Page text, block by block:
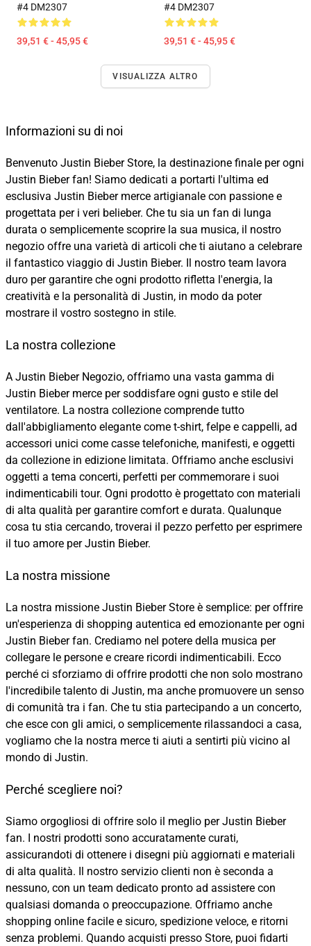
#4 DM2307
39,51 € - 45,95 €
#4 DM2307
39,51 € - 45,95 €
VISUALIZZA ALTRO
Informazioni su di noi
Benvenuto Justin Bieber Store, la destinazione finale per ogni
Justin Bieber fan! Siamo dedicati a portarti l'ultima ed
esclusiva Justin Bieber merce artigianale con passione e
progettata per i veri belieber. Che tu sia un fan di lunga
durata o semplicemente scoprire la sua musica, il nostro
negozio offre una varietà di articoli che ti aiutano a celebrare
il fantastico viaggio di Justin Bieber. Il nostro team lavora
duro per garantire che ogni prodotto rifletta l'energia, la
creatività e la personalità di Justin, in modo da poter
mostrare il vostro sostegno in stile.
La nostra collezione
A Justin Bieber Negozio, offriamo una vasta gamma di
Justin Bieber merce per soddisfare ogni gusto e stile del
ventilatore. La nostra collezione comprende tutto
dall'abbigliamento elegante come t-shirt, felpe e cappelli, ad
accessori unici come casse telefoniche, manifesti, e oggetti
da collezione in edizione limitata. Offriamo anche esclusivi
oggetti a tema concerti, perfetti per commemorare i suoi
indimenticabili tour. Ogni prodotto è progettato con materiali
di alta qualità per garantire comfort e durata. Qualunque
cosa tu stia cercando, troverai il pezzo perfetto per esprimere
il tuo amore per Justin Bieber.
La nostra missione
La nostra missione Justin Bieber Store è semplice: per offrire
un'esperienza di shopping autentica ed emozionante per ogni
Justin Bieber fan. Crediamo nel potere della musica per
collegare le persone e creare ricordi indimenticabili. Ecco
perché ci sforziamo di offrire prodotti che non solo mostrano
l'incredibile talento di Justin, ma anche promuovere un senso
di comunità tra i fan. Che tu stia partecipando a un concerto,
che esce con gli amici, o semplicemente rilassandoci a casa,
vogliamo che la nostra merce ti aiuti a sentirti più vicino al
mondo di Justin.
Perché scegliere noi?
Siamo orgogliosi di offrire solo il meglio per Justin Bieber
fan. I nostri prodotti sono accuratamente curati,
assicurandoti di ottenere i disegni più aggiornati e materiali
di alta qualità. Il nostro servizio clienti non è seconda a
nessuno, con un team dedicato pronto ad assistere con
qualsiasi domanda o preoccupazione. Offriamo anche
shopping online facile e sicuro, spedizione veloce, e ritorni
senza problemi. Quando acquisti presso Store, puoi fidarti